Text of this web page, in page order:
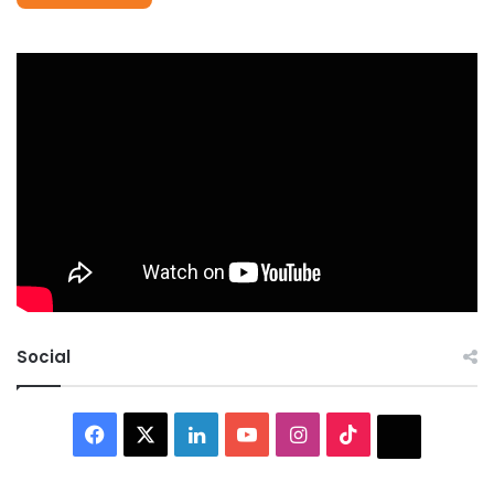
Social
Facebook LinkedInYouTubeInstagram